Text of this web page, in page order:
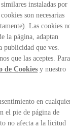
instaladas por
son necesarias
Las cookies
la página, adaptan
publicidad que ves.
que las aceptes. Para
de Cookies y nuestro
en
el pie de página de
no afecta a la licitud